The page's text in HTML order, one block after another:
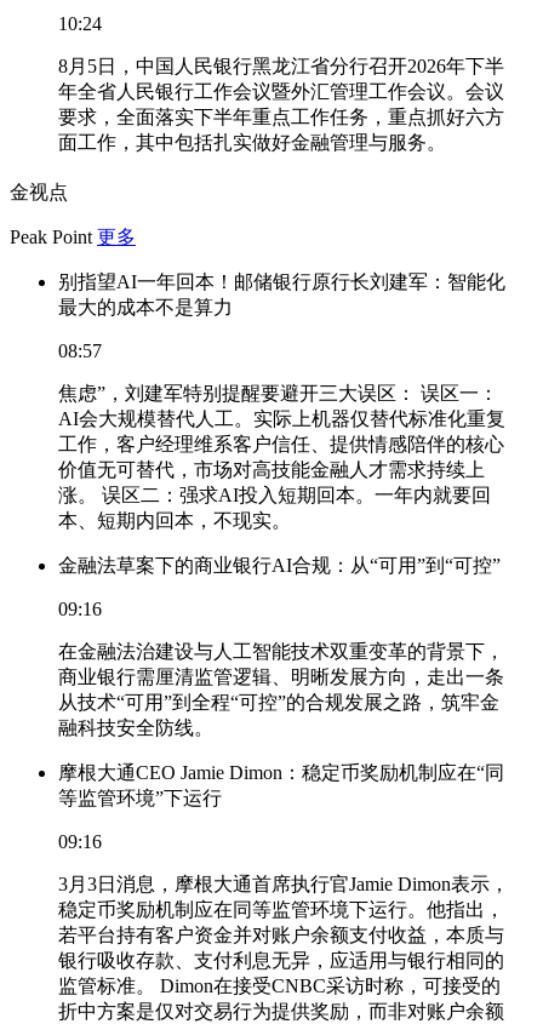
10:24
8月5日，中国人民银行黑龙江省分行召开2026年下半
年全省人民银行工作会议暨外汇管理工作会议。会议
要求，全面落实下半年重点工作任务，重点抓好六方
面工作，其中包括扎实做好金融管理与服务。
金视点
Peak Point 更多
别指望AI一年回本！邮储银行原行长刘建军：智能化
最大的成本不是算力
08:57
焦虑”，刘建军特别提醒要避开三大误区： 误区一：
AI会大规模替代人工。实际上机器仅替代标准化重复
工作，客户经理维系客户信任、提供情感陪伴的核心
价值无可替代，市场对高技能金融人才需求持续上
涨。 误区二：强求AI投入短期回本。一年内就要回
本、短期内回本，不现实。
金融法草案下的商业银行AI合规：从“可用”到“可控”
09:16
在金融法治建设与人工智能技术双重变革的背景下，
商业银行需厘清监管逻辑、明晰发展方向，走出一条
从技术“可用”到全程“可控”的合规发展之路，筑牢金
融科技安全防线。
摩根大通CEO Jamie Dimon：稳定币奖励机制应在“同
等监管环境”下运行
09:16
3月3日消息，摩根大通首席执行官Jamie Dimon表示，
稳定币奖励机制应在同等监管环境下运行。他指出，
若平台持有客户资金并对账户余额支付收益，本质与
银行吸收存款、支付利息无异，应适用与银行相同的
监管标准。 Dimon在接受CNBC采访时称，可接受的
折中方案是仅对交易行为提供奖励，而非对账户余额